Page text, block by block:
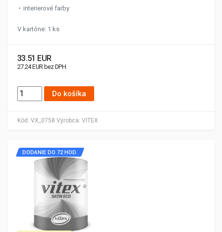
Kód: VX_0758 Výrobca: VITEX
interierové farby
V kartóne: 1 ks
33.51 EUR
27.24 EUR bez DPH
Do košíka
DODANIE DO 72 HOD.